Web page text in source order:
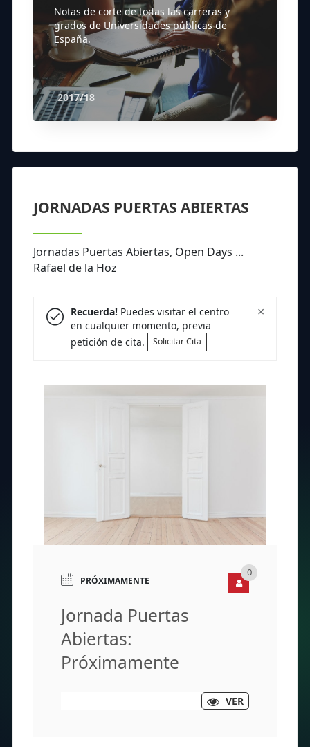
Notas de corte de todas las carreras y
grados de Universidades públicas de
España.
2017/18
JORNADAS PUERTAS ABIERTAS
Jornadas Puertas Abiertas, Open Days ...
Rafael de la Hoz
×
Recuerda!Puedes visitar el centro
en cualquier momento, previa
petición de cita.
Solicitar Cita
PRÓXIMAMENTE
0
Jornada Puertas
Abiertas:
Próximamente
VER